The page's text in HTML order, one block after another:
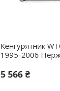
Кенгурятник
1995-2006
5 566 ₴